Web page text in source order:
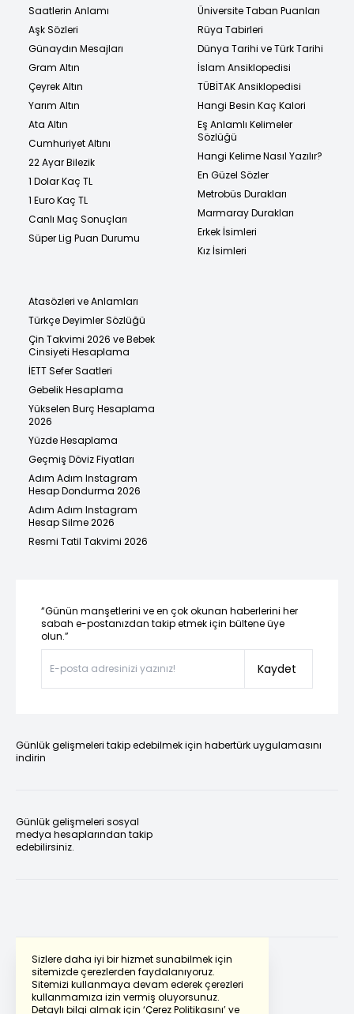
Sizlere daha iyi bir hizmet sunabilmek için
sitemizde çerezlerden faydalanıyoruz.
Sitemizi kullanmaya devam ederek çerezleri
kullanmamıza izin vermiş oluyorsunuz.
Detaylı bilgi almak için ‘Çerez Politikasını’ve
Saatlerin Anlamı
Aşk Sözleri
Günaydın Mesajları
Gram Altın
Çeyrek Altın
Yarım Altın
Ata Altın
Cumhuriyet Altını
22 Ayar Bilezik
1 Dolar Kaç TL
1 Euro Kaç TL
Canlı Maç Sonuçları
Süper Lig Puan Durumu
Üniversite Taban Puanları
Rüya Tabirleri
Dünya Tarihi ve Türk Tarihi
İslam Ansiklopedisi
TÜBİTAK Ansiklopedisi
Hangi Besin Kaç Kalori
Eş Anlamlı Kelimeler
Sözlüğü
Hangi Kelime Nasıl Yazılır?
En Güzel Sözler
Metrobüs Durakları
Marmaray Durakları
Erkek İsimleri
Kız İsimleri
Atasözleri ve Anlamları
Türkçe Deyimler Sözlüğü
Çin Takvimi 2026 ve Bebek
Cinsiyeti Hesaplama
İETT Sefer Saatleri
Gebelik Hesaplama
Yükselen Burç Hesaplama
2026
Yüzde Hesaplama
Geçmiş Döviz Fiyatları
Adım Adım Instagram
Hesap Dondurma 2026
Adım Adım Instagram
Hesap Silme 2026
Resmi Tatil Takvimi 2026
“Günün manşetlerini ve en çok okunan haberlerini her
sabah e-postanızdan takip etmek için bültene üye
olun.”
Kaydet
Günlük gelişmeleri takip edebilmek için habertürk uygulamasını
indirin
Günlük gelişmeleri sosyal
medya hesaplarından takip
edebilirsiniz.
Powered by Translate